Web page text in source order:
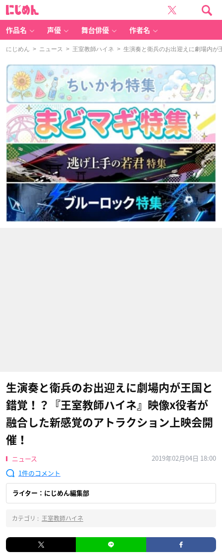
作品名 声優 舞台俳優 作者名
にじめん > ニュース > 王室教師ハイネ > 生演奏と衛兵のお出迎えに劇場内が
生演奏と衛兵のお出迎えに劇場内が王国と
錯覚！？『王室教師ハイネ』映像x役者が
融合した新感覚のアトラクション上映会開
催！
ニュース
2019年02月04日 18:00
1
ライター：にじめん編集部
カテゴリ : 王室教師ハイネ